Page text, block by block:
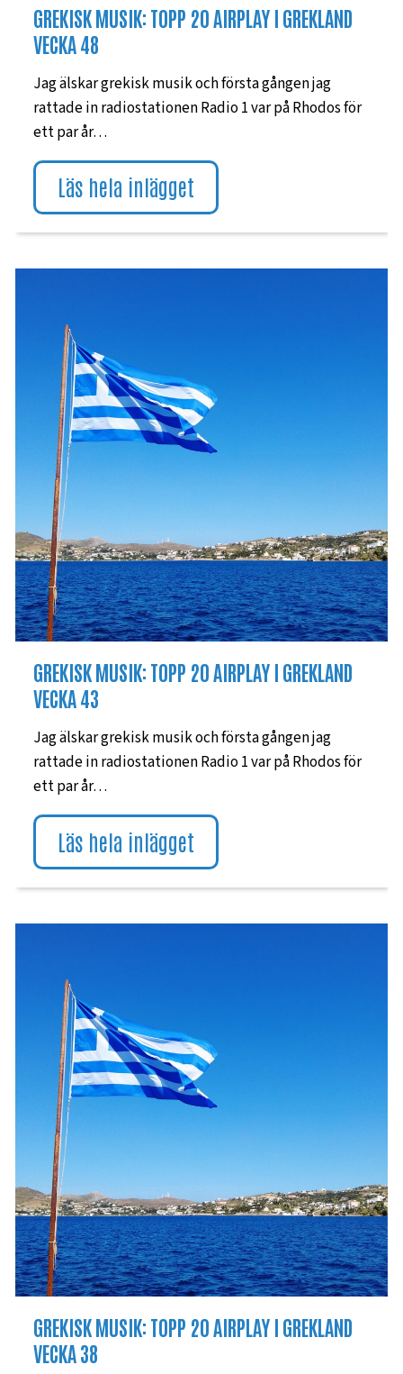
GREKISK MUSIK: TOPP 20 AIRPLAY I GREKLAND
VECKA 48
Jag älskar grekisk musik och första gången jag
rattade in radiostationen Radio 1 var på Rhodos för
ett par år…
Läs hela inlägget
GREKISK MUSIK: TOPP 20 AIRPLAY I GREKLAND
VECKA 43
Jag älskar grekisk musik och första gången jag
rattade in radiostationen Radio 1 var på Rhodos för
ett par år…
Läs hela inlägget
GREKISK MUSIK: TOPP 20 AIRPLAY I GREKLAND
VECKA 38